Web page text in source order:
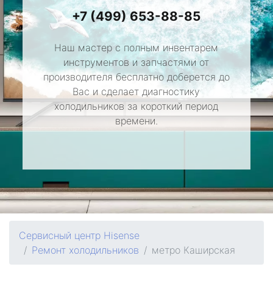
+7 (499) 653-88-85
Наш мастер с полным инвентарем
инструментов и запчастями от
производителя бесплатно доберется до
Вас и сделает диагностику
холодильников за короткий период
времени.
Сервисный центр Hisense
Ремонт холодильников
метро Каширская